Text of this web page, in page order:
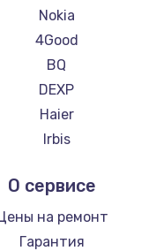
планшетов Teclast
планшетов CHUWI
Nokia
4Good
BQ
DEXP
Haier
Irbis
Microsoft
BlackView
Amazon
О сервисе
на ремонт
Гарантия